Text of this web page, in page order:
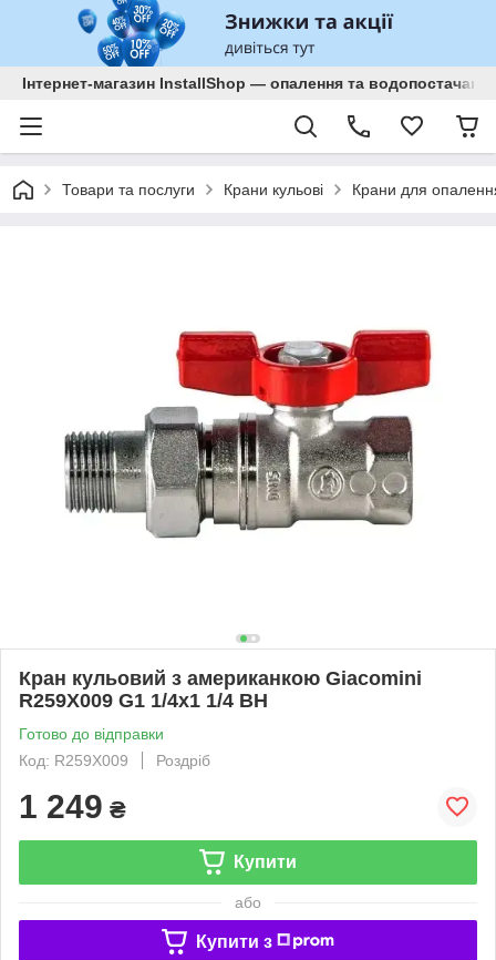
Інтернет-магазин InstallShop — опалення та водопостачання
Товари та послуги Крани кульові Крани для
Кран кульовий з американкою Giacomini
R259X009 G1 1/4х1 1/4 ВН
Готово до відправки
Код: R259X009
Роздріб
1 249 ₴
Купити
або
Купити з